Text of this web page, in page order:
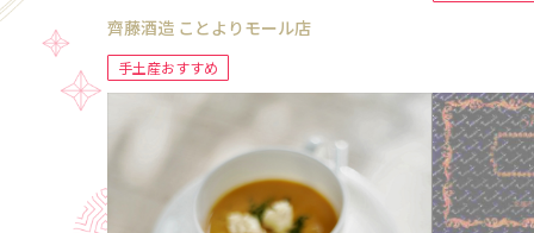
齊藤酒造 ことよりモール店
手土産おすすめ